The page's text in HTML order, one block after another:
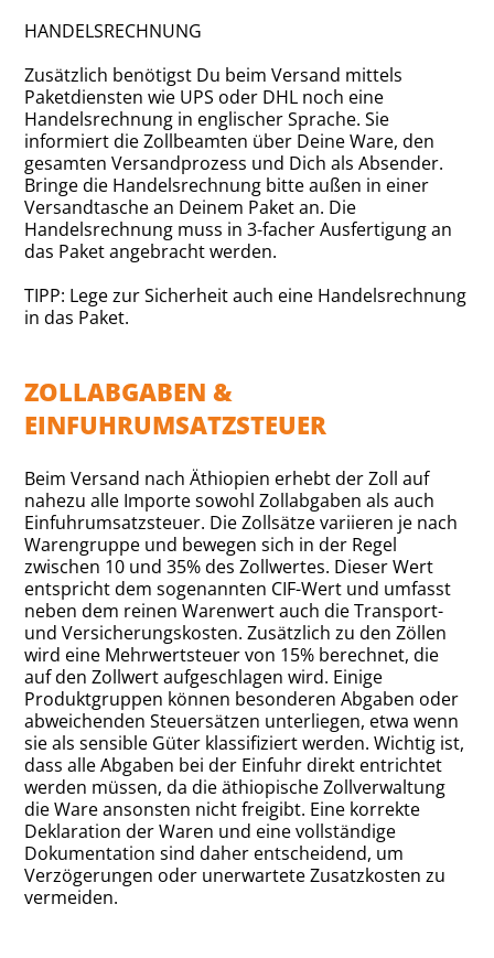
HANDELSRECHNUNG
Zusätzlich benötigst Du beim Versand mittels
Paketdiensten wie UPS oder DHL noch eine
Handelsrechnung in englischer Sprache. Sie
informiert die Zollbeamten über Deine Ware, den
gesamten Versandprozess und Dich als Absender.
Bringe die Handelsrechnung bitte außen in einer
Versandtasche an Deinem Paket an. Die
Handelsrechnung muss in 3-facher Ausfertigung an
das Paket angebracht werden.
TIPP: Lege zur Sicherheit auch eine Handelsrechnung
in das Paket.
ZOLLABGABEN &
EINFUHRUMSATZSTEUER
Beim Versand nach Äthiopien erhebt der Zoll auf
nahezu alle Importe sowohl Zollabgaben als auch
Einfuhrumsatzsteuer. Die Zollsätze variieren je nach
Warengruppe und bewegen sich in der Regel
zwischen 10 und 35% des Zollwertes. Dieser Wert
entspricht dem sogenannten CIF-Wert und umfasst
neben dem reinen Warenwert auch die Transport-
und Versicherungskosten. Zusätzlich zu den Zöllen
wird eine Mehrwertsteuer von 15% berechnet, die
auf den Zollwert aufgeschlagen wird. Einige
Produktgruppen können besonderen Abgaben oder
abweichenden Steuersätzen unterliegen, etwa wenn
sie als sensible Güter klassifiziert werden. Wichtig ist,
dass alle Abgaben bei der Einfuhr direkt entrichtet
werden müssen, da die äthiopische Zollverwaltung
die Ware ansonsten nicht freigibt. Eine korrekte
Deklaration der Waren und eine vollständige
Dokumentation sind daher entscheidend, um
Verzögerungen oder unerwartete Zusatzkosten zu
vermeiden.